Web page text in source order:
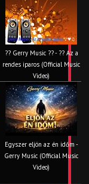
?? Gerry Music ?? - ?? Az a
rendes iparos (Official Music
Video)
Egyszer eljön az én időm -
Gerry Music (Official Music
Video)